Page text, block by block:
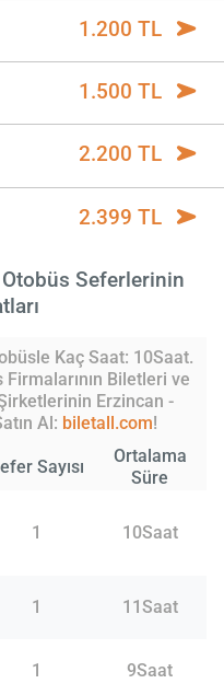
1.200 TL
1.500 TL
2.200 TL
2.399 TL
Seferlerinin
Kaç Saat: 10Saat.
Firmalarının Biletleri ve
Erzincan -
Al: biletall.com!
Sayısı
Ortalama
Süre
1 10Saat
1 11Saat
1 9Saat